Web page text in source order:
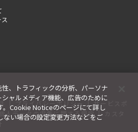
、トラフィックの分析、パーソナ
ャルメディア機能、広告のために
。Cookie Noticeのページにて詳し
ない場合の設定変更方法などをご
プライバシーポリシー | サービスポ
人データの収集に関する規定 |